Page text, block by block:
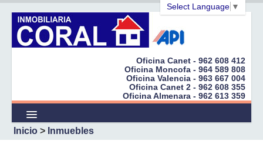
Select Language ▼
Oficina Canet - 962 608 412
Oficina Moncofa - 964 589 808
Oficina Valencia - 963 667 004
Oficina Canet 2 - 962 608 355
Oficina Almenara - 962 613 359
Inmuebles
Inicio > Inmuebles